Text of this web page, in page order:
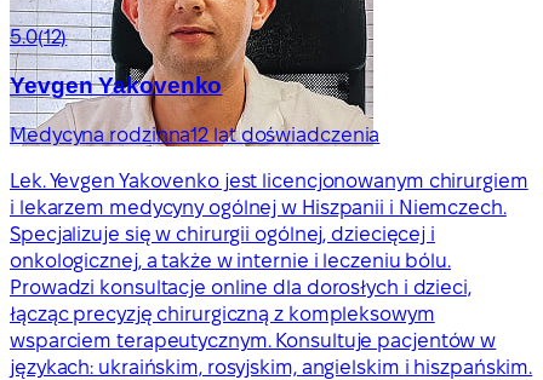
5.0(12)
Yevgen Yakovenko
Medycyna rodzinna12 lat doświadczenia
Lek. Yevgen Yakovenko jest licencjonowanym chirurgiem
i lekarzem medycyny ogólnej w Hiszpanii i Niemczech.
Specjalizuje się w chirurgii ogólnej, dziecięcej i
onkologicznej, a także w internie i leczeniu bólu.
Prowadzi konsultacje online dla dorosłych i dzieci,
łącząc precyzję chirurgiczną z kompleksowym
wsparciem terapeutycznym. Konsultuje pacjentów w
językach: ukraińskim, rosyjskim, angielskim i hiszpańskim.